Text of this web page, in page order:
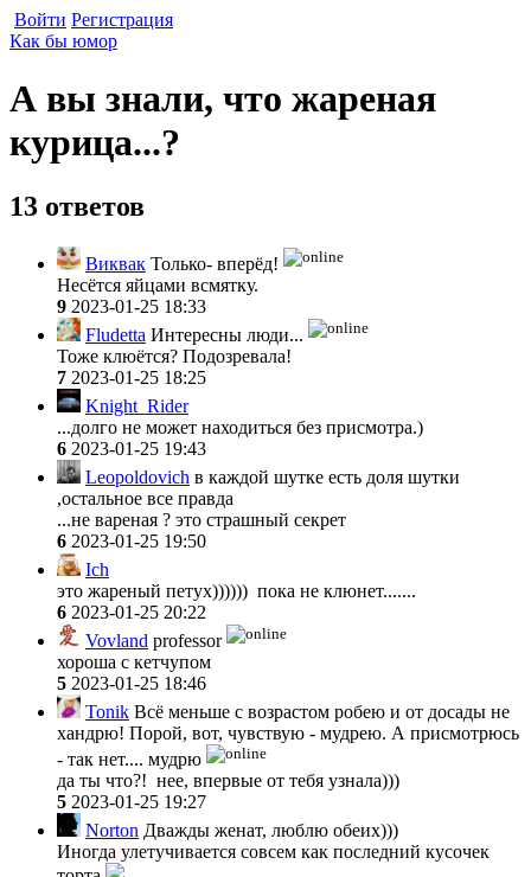
Войти Регистрация
Как бы юмор
А вы знали, что жареная
курица...?
13 ответов
Виквак Только- вперёд!
Несётся яйцами всмятку.
9 2023-01-25 18:33
Fludetta Интересны люди...
Тоже клюётся? Подозревала!
7 2023-01-25 18:25
Knight_Rider
...долго не может находиться без присмотра.)
6 2023-01-25 19:43
Leopoldovich в каждой шутке есть доля шутки
,остальное все правда
...не вареная ? это страшный секрет
6 2023-01-25 19:50
Ich
это жареный петух)))))) пока не клюнет.......
6 2023-01-25 20:22
Vovland professor
хороша с кетчупом
5 2023-01-25 18:46
Tonik Всё меньше с возрастом робею и от досады не
хандрю! Порой, вот, чувствую - мудрею. А присмотрюсь
- так нет.... мудрю
да ты что?! нее, впервые от тебя узнала)))
5 2023-01-25 19:27
Norton Дважды женат, люблю обеих)))
Иногда улетучивается совсем как последний кусочек